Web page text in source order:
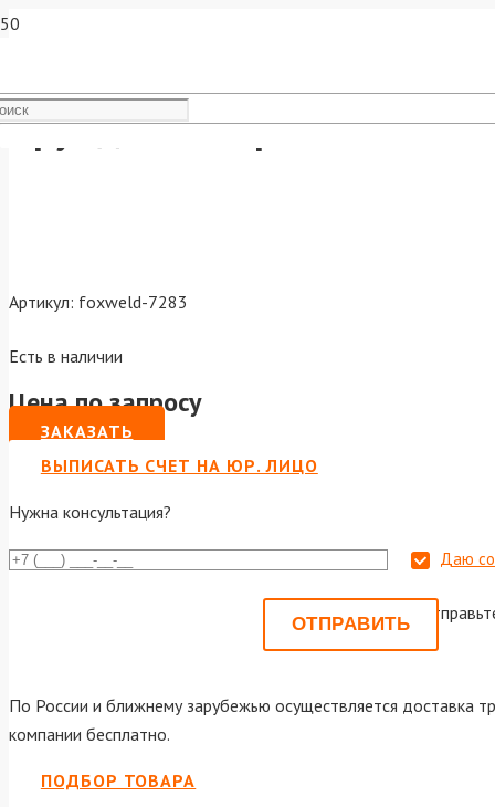
Круг для шлифования
Артикул: foxweld-7283
Есть в наличии
Цена по запросу
ЗАКАЗАТЬ
ВЫПИСАТЬ СЧЕТ НА ЮР. ЛИЦО
Нужна консультация?
Даю
Или
По России и ближнему зарубежью осуществляется доставка
компании бесплатно.
ПОДБОР ТОВАРА